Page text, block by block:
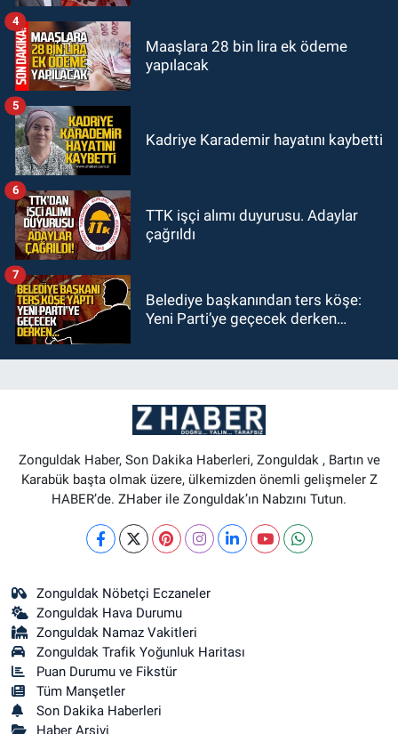
Maaşlara 28 bin lira ek ödeme
yapılacak
4
Kadriye Karademir hayatını kaybetti
5
TTK işçi alımı duyurusu. Adaylar
çağrıldı
6
Belediye başkanından ters köşe:
Yeni Parti’ye geçecek derken…
7
Zonguldak Haber, Son Dakika Haberleri, Zonguldak , Bartın ve
Karabük başta olmak üzere, ülkemizden önemli gelişmeler Z
HABER’de. ZHaber ile Zonguldak’ın Nabzını Tutun.
Zonguldak Nöbetçi Eczaneler
Zonguldak Hava Durumu
Zonguldak Namaz Vakitleri
Zonguldak Trafik Yoğunluk Haritası
Puan Durumu ve Fikstür
Tüm Manşetler
Son Dakika Haberleri
Haber Arşivi